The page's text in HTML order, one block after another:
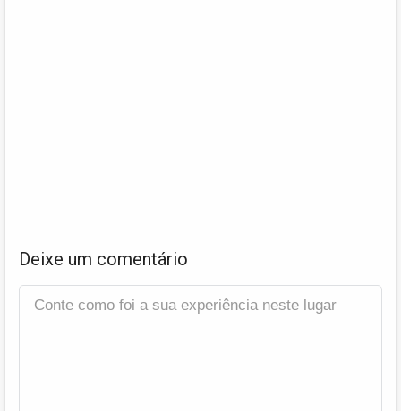
Deixe um comentário